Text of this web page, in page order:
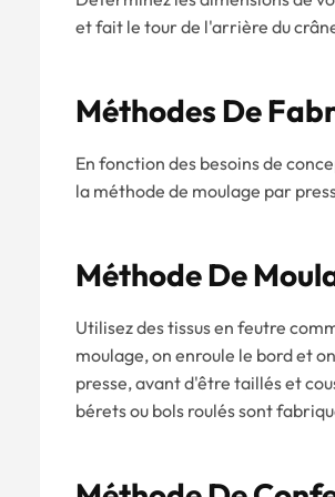
et fait le tour de l'arrière du
Méthodes De
En fonction des besoins de
la méthode de moulage par
Méthode De
Utilisez des tissus en feutre
moulage, on enroule le bord et
presse, avant d'être taillés et
bérets ou bols roulés sont